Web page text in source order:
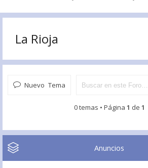
La Rioja
Nuevo Tema
0 temas • Página 1 de 1
Anuncios